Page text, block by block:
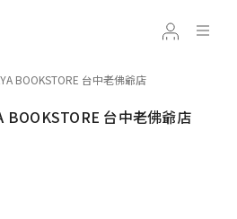
BOOKSTORE 台中老佛爺店
BOOKSTORE 台中老佛爺店